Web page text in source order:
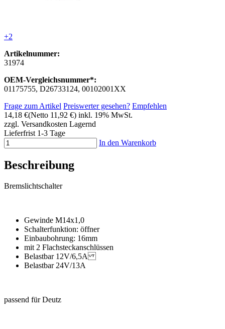
+2
Artikelnummer:
31974
OEM-Vergleichsnummer*:
01175755, D26733124, 00102001XX
Frage zum Artikel Preiswerter gesehen? Empfehlen
14,18 €(Netto 11,92 €) inkl. 19% MwSt.
zzgl. Versandkosten Lagernd
Lieferfrist 1-3 Tage
In den Warenkorb
Beschreibung
Bremslichtschalter
Gewinde M14x1,0
Schalterfunktion: öffner
Einbaubohrung: 16mm
mit 2 Flachsteckanschlüssen
Belastbar 12V/6,5A
Belastbar 24V/13A
passend für Deutz